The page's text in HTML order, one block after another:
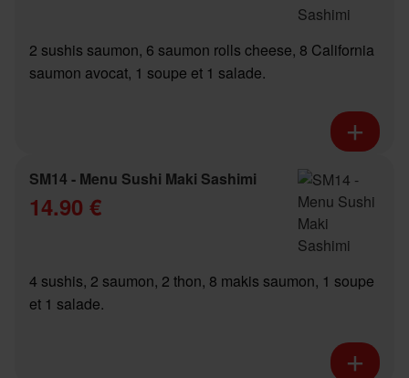
2 sushis saumon, 6 saumon rolls cheese, 8 California
saumon avocat, 1 soupe et 1 salade.
SM14 - Menu Sushi Maki Sashimi
14.90 €
4 sushis, 2 saumon, 2 thon, 8 makis saumon, 1 soupe
et 1 salade.